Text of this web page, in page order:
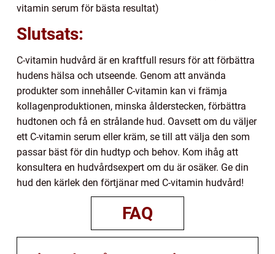
vitamin serum för bästa resultat)
Slutsats:
C-vitamin hudvård är en kraftfull resurs för att förbättra
hudens hälsa och utseende. Genom att använda
produkter som innehåller C-vitamin kan vi främja
kollagenproduktionen, minska ålderstecken, förbättra
hudtonen och få en strålande hud. Oavsett om du väljer
ett C-vitamin serum eller kräm, se till att välja den som
passar bäst för din hudtyp och behov. Kom ihåg att
konsultera en hudvårdsexpert om du är osäker. Ge din
hud den kärlek den förtjänar med C-vitamin hudvård!
FAQ